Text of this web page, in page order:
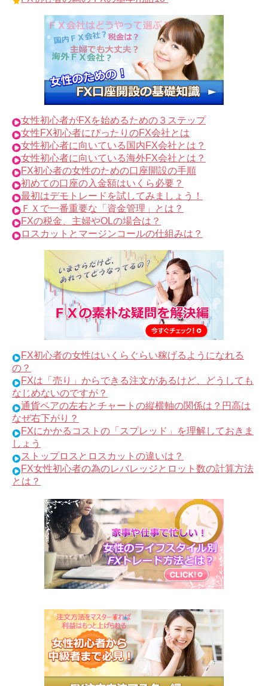
女性初心者がFXを始めるための３ステップ
女性FX初心者にぴったりのFX会社とは
女性初心者に向いている国内FX会社とは？
女性初心者に向いている海外FX会社とは？
FX初心者の女性のための口座開設の手順
初めての口座の入金額はいくら必要？
最初はデモトレードを試してみましょう！
ＦＸで一番重要な「資金管理」とは？
FXの税金、主婦やOLの場合は？
ロスカットとマージンコールの仕組みは？
FX初心者の女性はいくらぐらい稼げるようになれる
の？
FXは「売り」からできる注文があるけど、どうしても
なじめないのですが？
通貨ペアの左右とチャートの縦横軸の関係は？円高は
なぜ右下がり？
FXにかかるコストの「スプレッド」を理解しておきま
しょう
ストップロスとロスカットの違いは？
FX女性初心者の為のレバレッジとロット数の計算方法
とは？